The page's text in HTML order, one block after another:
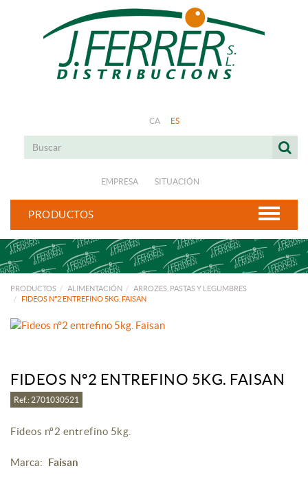
CA ES
EMPRESA SITUACIÓN
PRODUCTOS
PRODUCTOS ALIMENTACIÓN
ARROZES, PASTAS Y LEGUMBRES
FIDEOS Nº2 ENTREFINO 5KG. FAISAN
FIDEOS Nº2 ENTREFINO 5KG. FAISAN
Ref.: 2701030521
Fideos nº2 entrefino 5kg.
Marca: Faisan